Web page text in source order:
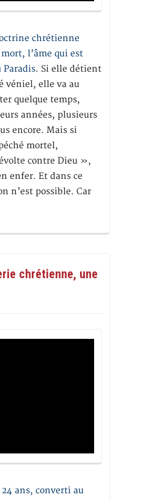
chrétienne
l’âme qui est
Paradis. Si elle détient
véniel, elle va au
quelque temps,
années, plusieurs
encore. Mais si
mortel,
contre Dieu »,
enfer. Et dans ce
n’est possible. Car
chrétienne, une
ans, converti au